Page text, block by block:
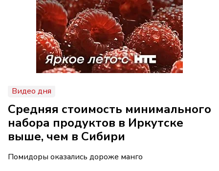
Видео дня
Средняя стоимость минимального
набора продуктов в Иркутске
выше, чем в Сибири
Помидоры оказались дороже манго